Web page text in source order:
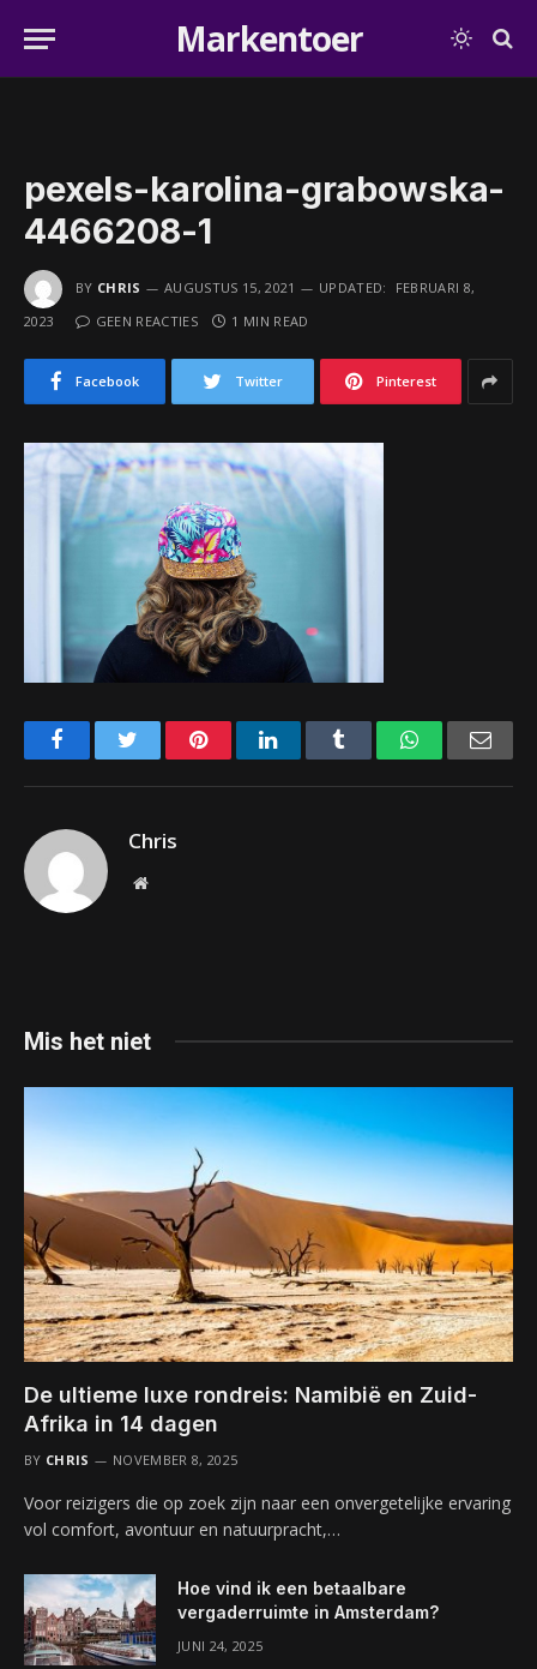
Markentoer
pexels-karolina-grabowska-
4466208-1
BY CHRIS AUGUSTUS 15, 2021 UPDATED:
FEBRUARI 8,
2023
GEEN REACTIES 1 MIN READ
Facebook Twitter Pinterest
FacebookTwitter PinterestLinkedIn Tumblr WhatsApp
Chris
Website
Mis het niet
De ultieme luxe rondreis: Namibië en Zuid-
Afrika in 14 dagen
BY CHRIS NOVEMBER 8, 2025
Voor reizigers die op zoek zijn naar een onvergetelijke ervaring
vol comfort, avontuur en natuurpracht,…
Hoe vind ik een betaalbare
vergaderruimte in Amsterdam?
JUNI 24, 2025